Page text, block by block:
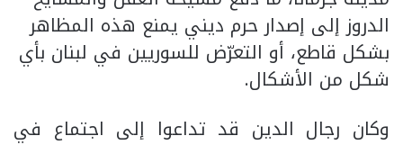
الدروز إلى إصدار حرم ديني يمنع هذه المظاهر
بشكل قاطع، أو التعرّض للسوريين في لبنان بأي
شكل من الأشكال.
وكان رجال الدين قد تداعوا إلى اجتماع في